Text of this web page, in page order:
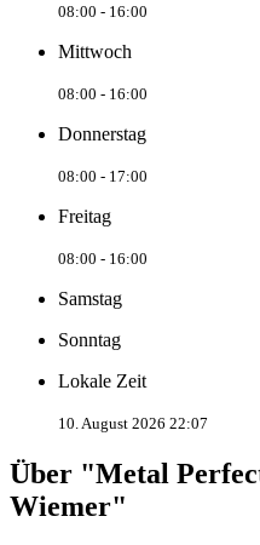
08:00 - 16:00
Mittwoch
08:00 - 16:00
Donnerstag
08:00 - 17:00
Freitag
08:00 - 16:00
Samstag
Sonntag
Lokale Zeit
10. August 2026 22:07
Über "Metal
Wiemer"